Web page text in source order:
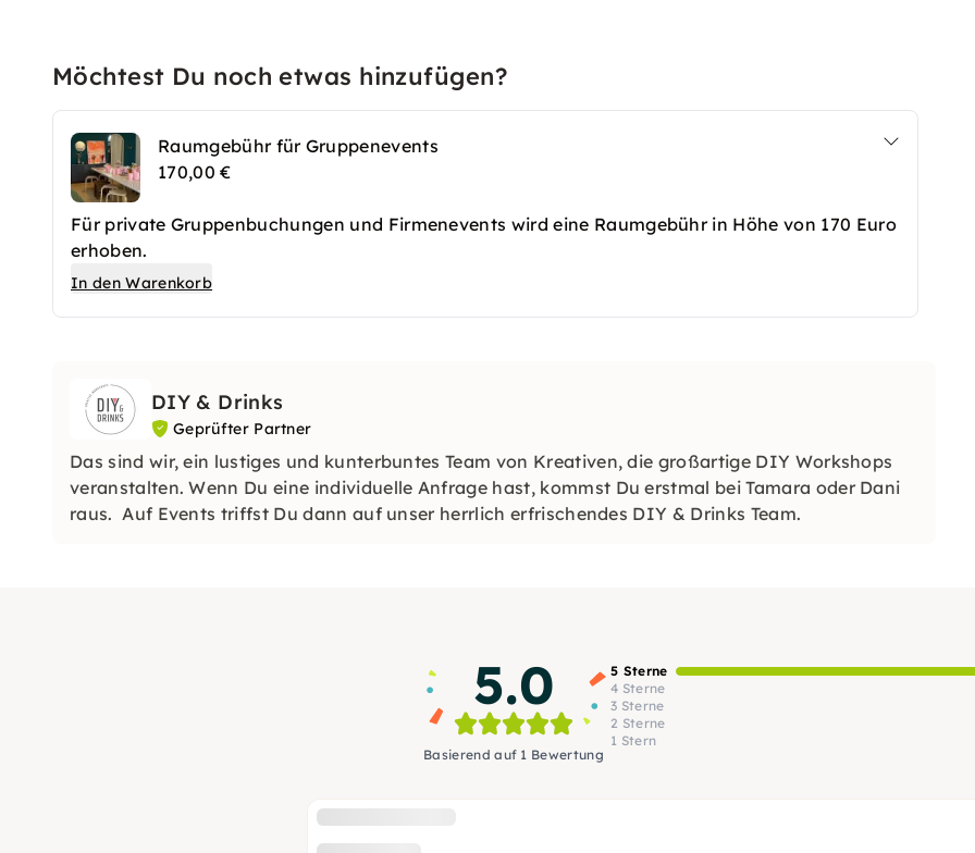
Möchtest Du noch etwas hinzufügen?
Raumgebühr für Gruppenevents
170,00 €
Für private Gruppenbuchungen und Firmenevents wird eine Raumgebühr in Höhe von 170 Euro
erhoben.
In den Warenkorb
DIY & Drinks
Geprüfter Partner
Das sind wir, ein lustiges und kunterbuntes Team von Kreativen, die großartige DIY Workshops
veranstalten. Wenn Du eine individuelle Anfrage hast, kommst Du erstmal bei Tamara oder Dani
raus. Auf Events triffst Du dann auf unser herrlich erfrischendes DIY & Drinks Team.​
5.0
Basierend auf 1 Bewertung
5 Sterne
4 Sterne
3 Sterne
2 Sterne
1 Stern